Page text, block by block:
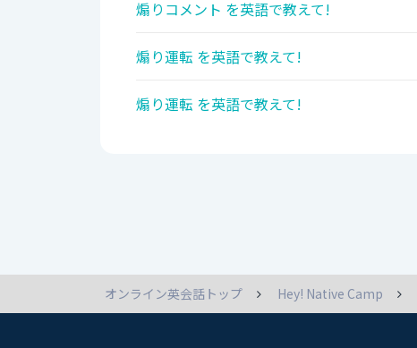
煽りコメント を英語で教えて!
煽り運転 を英語で教えて!
煽り運転 を英語で教えて!
オンライン英会話トップ Hey! Native Camp